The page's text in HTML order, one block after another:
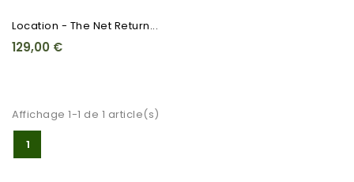
Location - The Net Return...
129,00 €
Affichage 1-1 de 1 article(s)
1